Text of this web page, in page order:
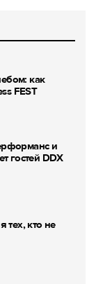
как
FEST
и
гостей DDX
тех, кто не